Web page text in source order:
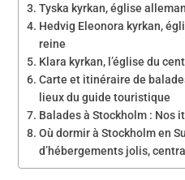
Tyska kyrkan, église
Hedvig Eleonora kyrkan,
reine
Klara kyrkan, l’église du
Carte et itinéraire de
lieux du guide touristique
Balades à Stockholm : Nos
Où dormir à Stockholm en
d’hébergements jolis,